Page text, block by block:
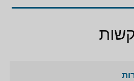
צביקה קרוכמל הוא Storyteller טבעי, שניחן ביכולת לספר
כל מצגת או עזרים אחרים,